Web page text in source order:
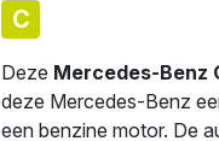
C
Deze Mercedes-Benz
deze Mercedes-Benz
een benzine motor. De